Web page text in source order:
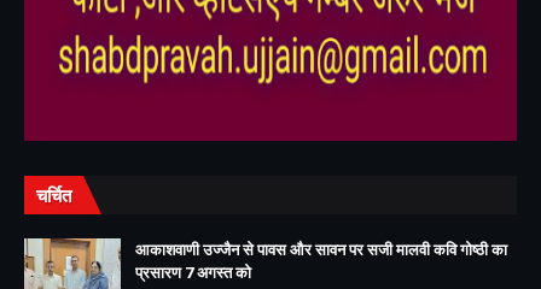
चर्चित
आकाशवाणी उज्जैन से पावस और सावन पर सजी मालवी कवि गोष्ठी का
प्रसारण 7 अगस्त को